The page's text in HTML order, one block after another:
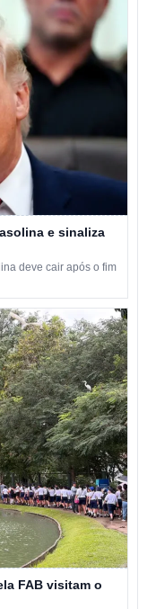
e sinaliza
deve cair após o fim
FAB visitam o